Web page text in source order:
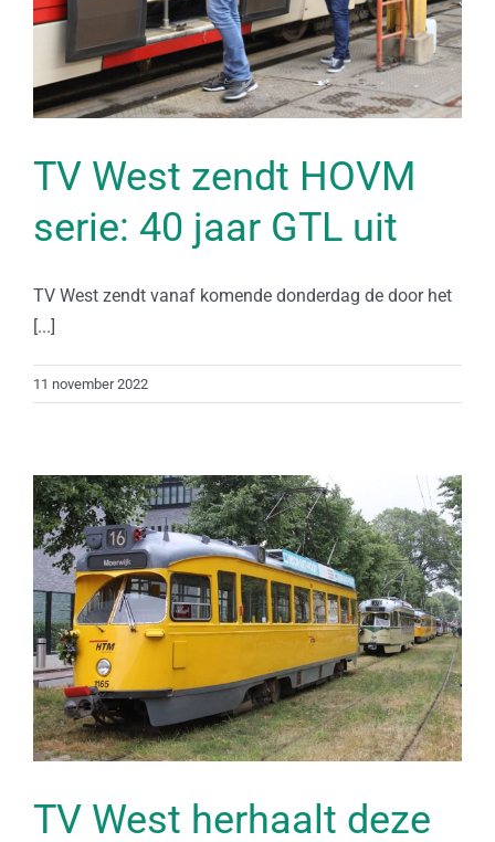
TV West zendt HOVM
serie: 40 jaar GTL uit
TV West zendt vanaf komende donderdag de door het
[...]
11 november 2022
TV West herhaalt deze